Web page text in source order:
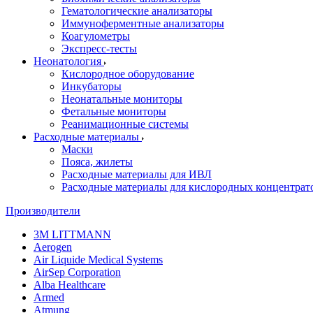
Гематологические анализаторы
Иммуноферментные анализаторы
Коагулометры
Экспресс-тесты
Неонатология
Кислородное оборудование
Инкубаторы
Неонатальные мониторы
Фетальные мониторы
Реанимационные системы
Расходные материалы
Маски
Пояса, жилеты
Расходные материалы для ИВЛ
Расходные материалы для кислородных
Производители
3M LITTMANN
Aerogen
Air Liquide Medical Systems
AirSep Corporation
Alba Healthcare
Armed
Atmung